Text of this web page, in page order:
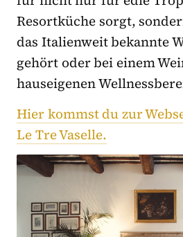
Resortküche sorgt,
das Italienweit bekannte
gehört oder bei einem
hauseigenen
Hier kommst du zur
Le Tre Vaselle.